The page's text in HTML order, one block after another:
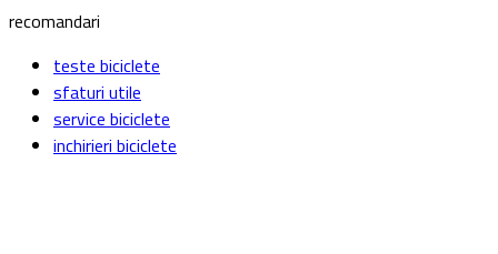
recomandari
teste biciclete
sfaturi utile
service biciclete
inchirieri biciclete